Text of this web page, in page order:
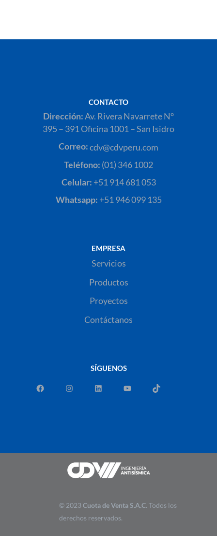
CONTACTO
Dirección:Av. Rivera Navarrete N°
395 – 391 Oficina 1001 – San Isidro
Correo:cdv@cdvperu.com
Teléfono: (01) 346 1002
Celular: +51 914 681 053
Whatsapp: +51 946 099 135
EMPRESA
Servicios
Productos
Proyectos
Contáctanos
SÍGUENOS
© 2023Cuota de Venta S.A.C. Todos los
derechos reservados.